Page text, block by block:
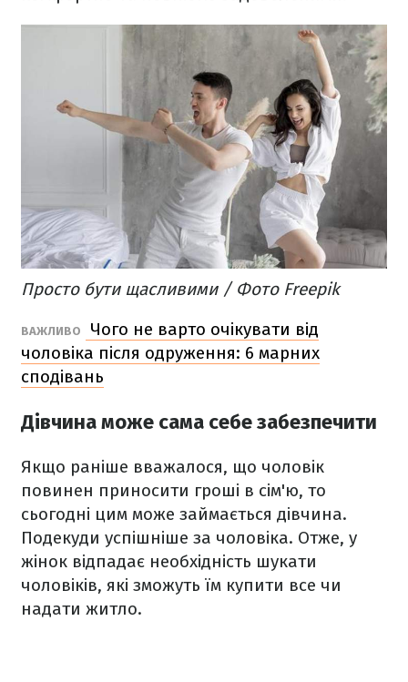
Просто бути щасливими / Фото Freepik
ВАЖЛИВО
Чого не варто очікувати від
чоловіка після одруження: 6 марних
сподівань
Дівчина може сама себе забезпечити
Якщо раніше вважалося, що чоловік
повинен приносити гроші в сім'ю, то
сьогодні цим може займається дівчина.
Подекуди успішніше за чоловіка. Отже, у
жінок відпадає необхідність шукати
чоловіків, які зможуть їм купити все чи
надати житло.